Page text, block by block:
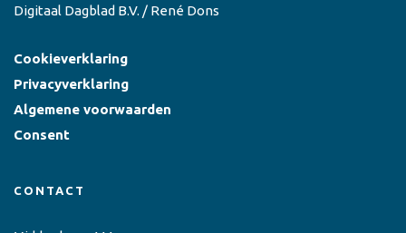
Digitaal Dagblad B.V. / René Dons
Cookieverklaring
Privacyverklaring
Algemene voorwaarden
Consent
CONTACT